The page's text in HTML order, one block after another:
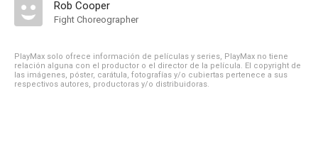
Rob Cooper
Fight Choreographer
PlayMax solo ofrece información de películas y series, PlayMax no tiene
relación alguna con el productor o el director de la película. El copyright de
las imágenes, póster, carátula, fotografías y/o cubiertas pertenece a sus
respectivos autores, productoras y/o distribuidoras.